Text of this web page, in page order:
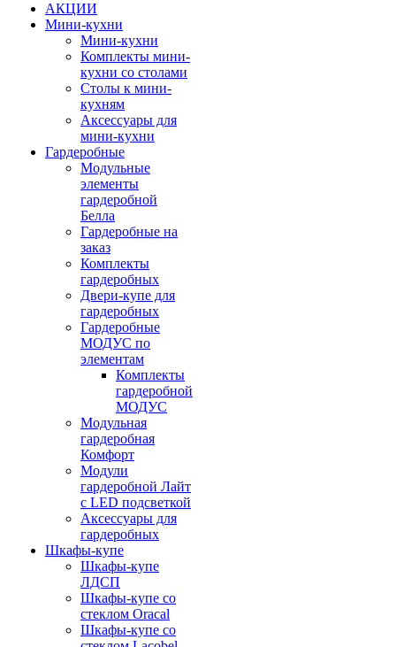
АКЦИИ
Мини-кухни
Мини-кухни
Комплекты мини-
кухни со столами
Столы к мини-
кухням
Аксессуары для
мини-кухни
Гардеробные
Модульные
элементы
гардеробной
Белла
Гардеробные на
заказ
Комплекты
гардеробных
Двери-купе для
гардеробных
Гардеробные
МОДУС по
элементам
Комплекты
гардеробной
МОДУС
Модульная
гардеробная
Комфорт
Модули
гардеробной Лайт
с LED подсветкой
Аксессуары для
гардеробных
Шкафы-купе
Шкафы-купе
ЛДСП
Шкафы-купе со
стеклом Oracal
Шкафы-купе со